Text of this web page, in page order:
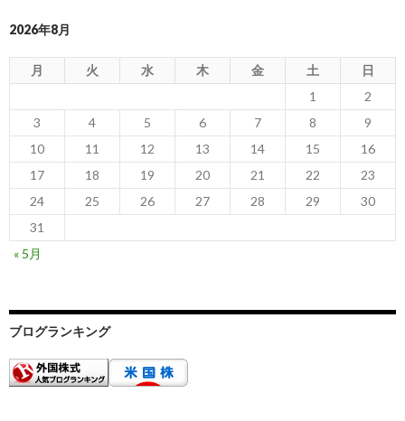
2026年8月
月 火 水 木 金 土
日
1
2
3
4 5 6 7 8
9
10
11 12 13 14 15
16
17
18 19 20 21 22
23
24
25 26 27 28 29
30
31
« 5月
ブログランキング